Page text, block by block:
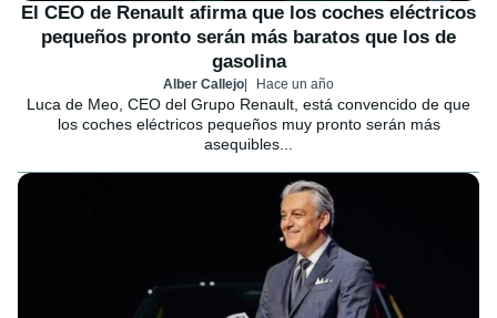
El CEO de Renault afirma que los coches eléctricos
pequeños pronto serán más baratos que los de
gasolina
Alber Callejo Hace un año
Luca de Meo, CEO del Grupo Renault, está convencido de que
los coches eléctricos pequeños muy pronto serán más
asequibles...